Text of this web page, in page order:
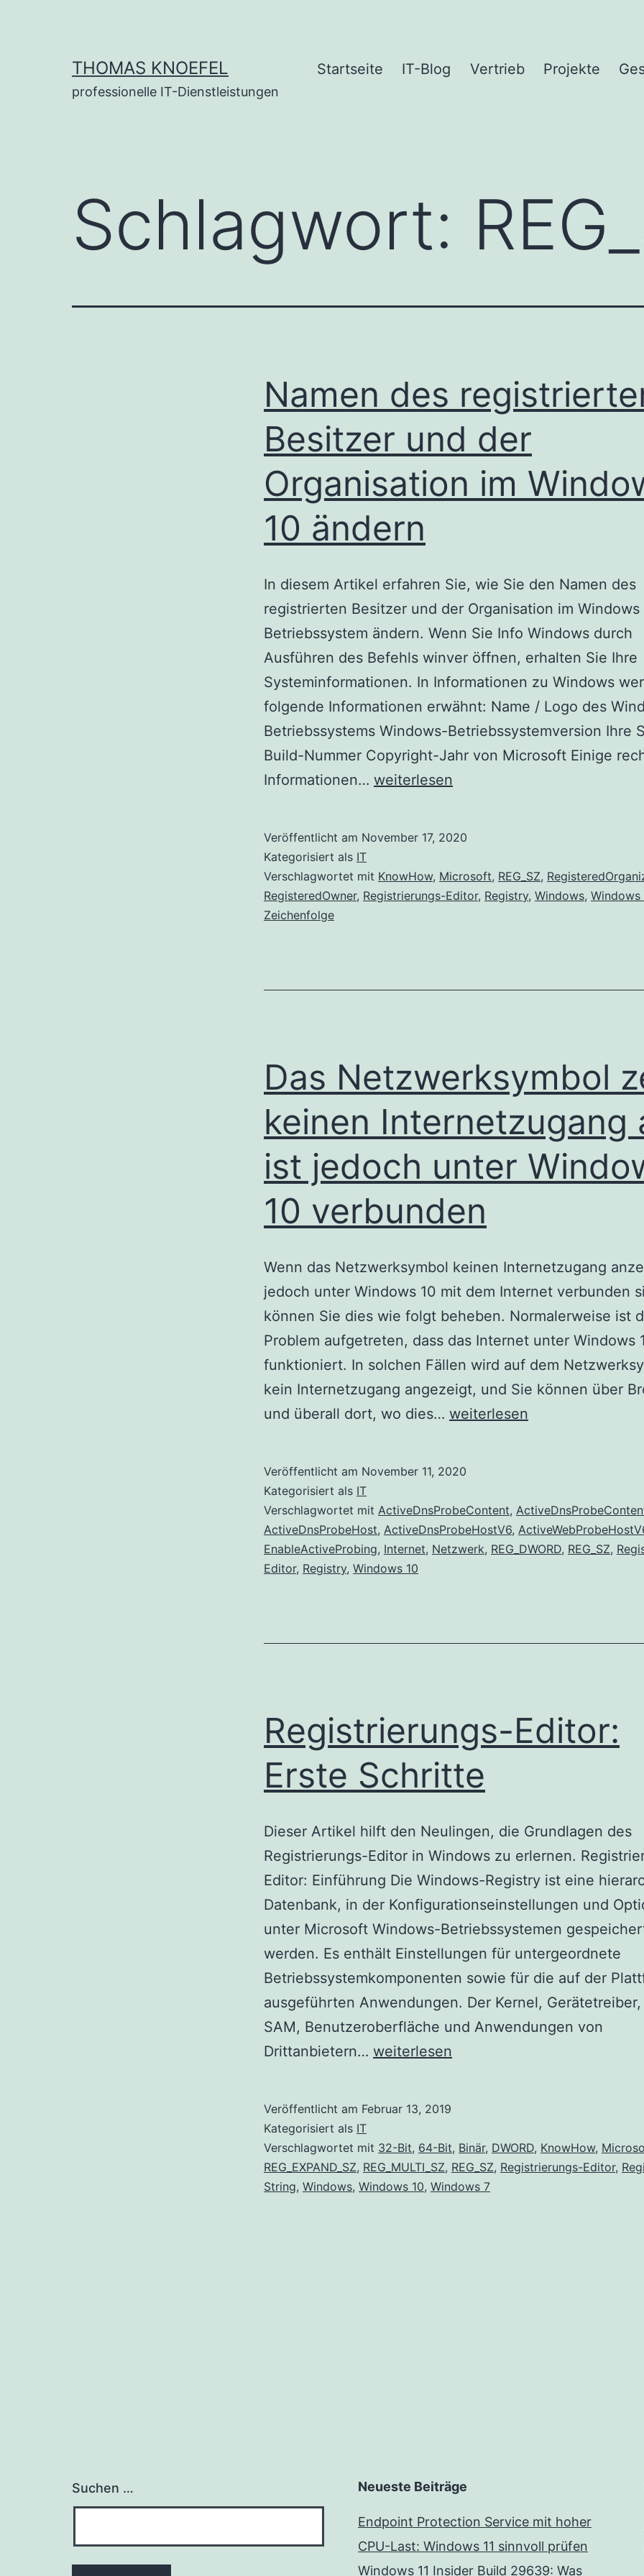
THOMAS KNOEFEL
professionelle IT-Dienstleistungen
Startseite IT-Blog Vertrieb Projekte
Schlagwort:
Namen des
Besitzer und der
Organisation im
10 ändern
In diesem Artikel erfahren Sie, wie Sie den Namen des
registrierten Besitzer und der Organisation im Windows
Betriebssystem ändern. Wenn Sie Info Windows durch
Ausführen des Befehls winver öffnen, erhalten Sie Ihre
Systeminformationen. In Informationen zu Windows
folgende Informationen erwähnt: Name / Logo des
Betriebssystems Windows-Betriebssystemversion Ihre
Build-Nummer Copyright-Jahr von Microsoft Einige
Informationen… Namen
und
der
weiterlesen
Veröffentlicht am November 17, 2020
Kategorisiert als IT
Verschlagwortet mit KnowHow, Microsoft, REG_SZ,
RegisteredOwner, Registrierungs-Editor, Registry, Windows, Windows
Zeichenfolge
Das Netzwerksymbol
keinen Internetzugang
ist jedoch unter
10 verbunden
Wenn das Netzwerksymbol keinen Internetzugang
jedoch unter Windows 10 mit dem Internet verbunden
können Sie dies wie folgt beheben. Normalerweise ist
Problem aufgetreten, dass das Internet unter Windows
funktioniert. In solchen Fällen wird auf dem
kein Internetzugang angezeigt, und Sie können über
und überall dort, wo dies… Das
Internetzugang
an,
ist
weiterlesen
Veröffentlicht am November 11, 2020
Kategorisiert als IT
Verschlagwortet mit ActiveDnsProbeContent,
ActiveDnsProbeHost, ActiveDnsProbeHostV6,
EnableActiveProbing, Internet, Netzwerk, REG_DWORD, REG_SZ,
Editor, Registry, Windows 10
Registrierungs-Editor:
Erste Schritte
Dieser Artikel hilft den Neulingen, die Grundlagen des
Registrierungs-Editor in Windows zu erlernen.
Editor: Einführung Die Windows-Registry ist eine
Datenbank, in der Konfigurationseinstellungen und
unter Microsoft Windows-Betriebssystemen
werden. Es enthält Einstellungen für untergeordnete
Betriebssystemkomponenten sowie für die auf der
ausgeführten Anwendungen. Der Kernel,
SAM, Benutzeroberfläche und Anwendungen von
Drittanbietern… Registrierungs-
weiterlesen
Veröffentlicht am Februar 13, 2019
Kategorisiert als IT
Verschlagwortet mit 32-Bit, 64-Bit, Binär, DWORD, KnowHow,
REG_EXPAND_SZ, REG_MULTI_SZ, REG_SZ, Registrierungs-Editor,
String, Windows, Windows 10, Windows 7
Suchen … Neueste Beiträge
Endpoint Protection Service mit hoher
CPU-Last: Windows 11 sinnvoll prüfen
Windows 11 Insider Build 29639: Was